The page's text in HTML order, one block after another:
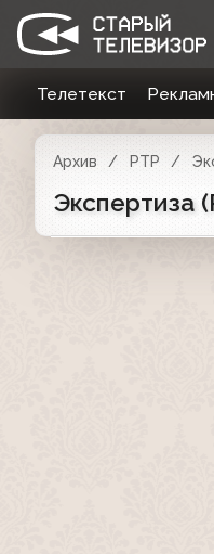
Телетекст
Архив РТР
Экспертиза